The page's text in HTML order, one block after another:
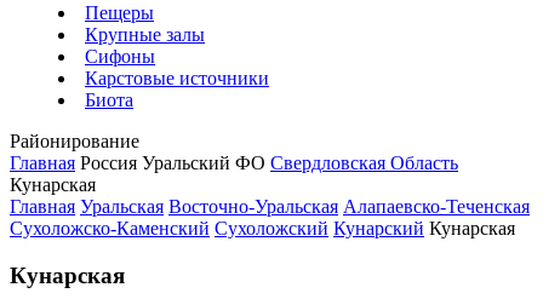
Пещеры
Крупные залы
Сифоны
Карстовые источники
Биота
Районирование
Главная Россия Уральский ФО Свердловская Область
Кунарская
Главная Уральская Восточно-Уральская Алапаевско-Теченская
Сухоложско-Каменский Сухоложский Кунарский Кунарская
Кунарская